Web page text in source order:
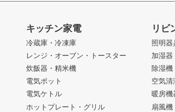
キッチン家電
冷蔵庫・冷凍庫
レンジ・オーブン・トースター
炊飯器・精米機
電気ポット
電気ケトル
ホットプレート・グリル
リビ
照明器
加湿器
除湿機
空気清
暖房機
扇風